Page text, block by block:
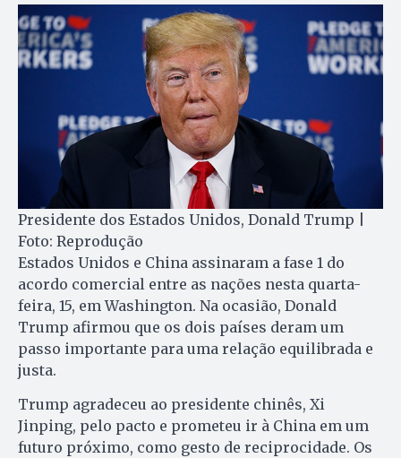
Presidente dos Estados Unidos, Donald Trump |
Foto: Reprodução
Estados Unidos e China assinaram a fase 1 do
acordo comercial entre as nações nesta quarta-
feira, 15, em Washington. Na ocasião, Donald
Trump afirmou que os dois países deram um
passo importante para uma relação equilibrada e
justa.
Trump agradeceu ao presidente chinês, Xi
Jinping, pelo pacto e prometeu ir à China em um
futuro próximo, como gesto de reciprocidade. Os